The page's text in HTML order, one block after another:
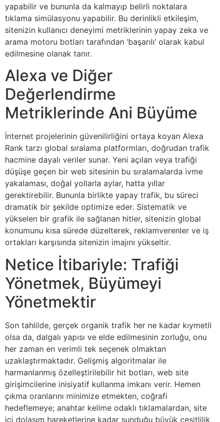
yapabilir ve bununla da kalmayıp belirli noktalara
tıklama simülasyonu yapabilir. Bu derinlikli etkileşim,
sitenizin kullanıcı deneyimi metriklerinin yapay zeka ve
arama motoru botları tarafından ‘başarılı’ olarak kabul
edilmesine olanak tanır.
Alexa ve Diğer
Değerlendirme
Metriklerinde Ani Büyüme
İnternet projelerinin güvenilirliğini ortaya koyan Alexa
Rank tarzı global sıralama platformları, doğrudan trafik
hacmine dayalı veriler sunar. Yeni açılan veya trafiği
düşüşe geçen bir web sitesinin bu sıralamalarda ivme
yakalaması, doğal yollarla aylar, hatta yıllar
gerektirebilir. Bununla birlikte yapay trafik, bu süreci
dramatik bir şekilde optimize eder. Sistematik ve
yükselen bir grafik ile sağlanan hitler, sitenizin global
konumunu kısa sürede düzelterek, reklamverenler ve iş
ortakları karşısında sitenizin imajını yükseltir.
Netice İtibariyle: Trafiği
Yönetmek, Büyümeyi
Yönetmektir
Son tahlilde, gerçek organik trafik her ne kadar kıymetli
olsa da, dalgalı yapısı ve elde edilmesinin zorluğu, onu
her zaman en verimli tek seçenek olmaktan
uzaklaştırmaktadır. Gelişmiş algoritmalar ile
harmanlanmış özelleştirilebilir hit botları, web site
girişimcilerine inisiyatif kullanma imkanı verir. Hemen
çıkma oranlarını minimize etmekten, coğrafi
hedeflemeye; anahtar kelime odaklı tıklamalardan, site
içi dolaşım hareketlerine kadar sunduğu büyük çeşitlilik